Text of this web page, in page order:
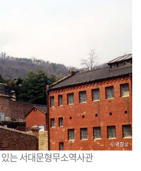
는 서대문형무소역사관